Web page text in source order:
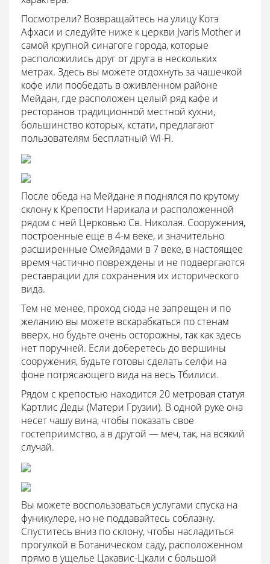
Посмотрели? Возвращайтесь на улицу Котэ
Афхаси и следуйте ниже к церкви Jvaris Mother и
самой крупной синагоге города, которые
расположились друг от друга в нескольких
метрах. Здесь вы можете отдохнуть за чашечкой
кофе или пообедать в оживленном районе
Мейдан, где расположен целый ряд кафе и
ресторанов традиционной местной кухни,
большинство которых, кстати, предлагают
пользователям бесплатный Wi-Fi.
После обеда на Мейдане я поднялся по крутому
склону к Крепости Нарикала и расположенной
рядом с ней Церковью Св. Николая. Сооружения,
построенные еще в 4-м веке, и значительно
расширенные Омейядами в 7 веке, в настоящее
время частично повреждены и не подвергаются
реставрации для сохранения их исторического
вида.
Тем не менее, проход сюда не запрещен и по
желанию вы можете вскарабкаться по стенам
вверх, но будьте очень осторожны, так как здесь
нет поручней. Если доберетесь до вершины
сооружения, будьте готовы сделать селфи на
фоне потрясающего вида на весь Тбилиси.
Рядом с крепостью находится 20 метровая статуя
Картлис Деды (Матери Грузии). В одной руке она
несет чашу вина, чтобы показать свое
гостеприимство, а в другой — меч, так, на всякий
случай.
Вы можете воспользоваться услугами спуска на
фуникулере, но не поддавайтесь соблазну.
Спуститесь вниз по склону, чтобы насладиться
прогулкой в Ботаническом саду, расположенном
прямо в ущелье Цакавис-Цкали с большой